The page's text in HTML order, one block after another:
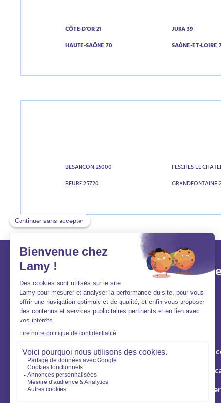
CÔTE-D'OR 21
HAUTE-SAÔNE 70
JURA 39
SAÔNE-ET-LOIRE
BESANCON 25000
BEURE 25720
FESCHES LE
GRANDFONTAINE
Lamy et vous
Aide et contact
FAQ
Qui sommes-nous ?
Nous rejoindre
Aller
Acheter
Louer
Syndic
Gestion
Éco rénover